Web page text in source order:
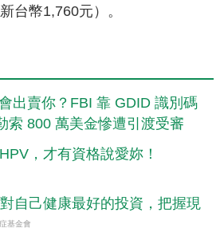
台幣1,760元）。
出賣你？FBI 靠 GDID 識別碼
索 800 萬美金慘遭引渡受審
，才有資格說愛妳！
自己健康最好的投資，把握現
基金會